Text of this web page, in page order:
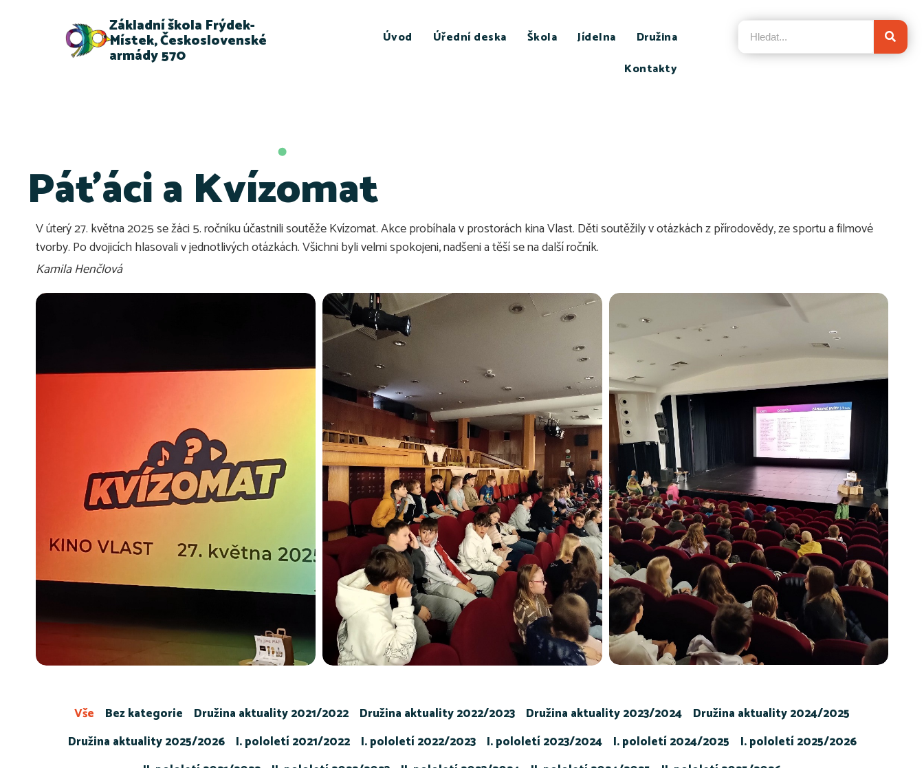
Základní škola Frýdek-
Místek, Československé
armády 570
Úvod Úřední deska Škola Jídelna
Družina
Kontakty
Páťáci a Kvízomat
V úterý 27. května 2025 se žáci 5. ročníku účastnili soutěže Kvízomat. Akce probíhala v prostorách kina Vlast. Děti soutěžily v otázkách z přírodovědy, ze sportu a filmové
tvorby. Po dvojicích hlasovali v jednotlivých otázkách. Všichni byli velmi spokojeni, nadšeni a těší se na další ročník.
Kamila Henčlová
Bez kategorie Družina aktuality 2021/2022 Družina aktuality 2022/2023 Družina aktuality 2023/2024
Družina aktuality 2024/2025
Družina aktuality 2025/2026
I. pololetí 2021/2022 I. pololetí 2022/2023 I. pololetí 2023/2024 I. pololetí 2024/2025
I. pololetí 2025/2026
Vše